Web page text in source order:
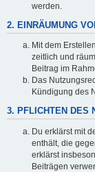
werden.
2. EINRÄUMUNG
Mit dem
zeitlich und
Beitrag im
Das
Kündigung des
3. PFLICHTEN DES
Du erklärst mit
enthält, die
erklärst
Beiträgen